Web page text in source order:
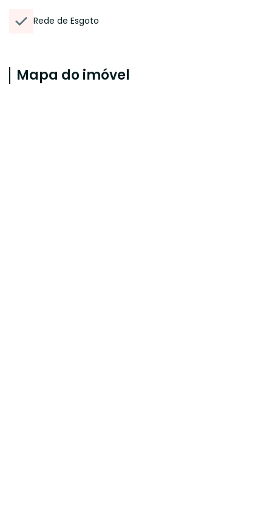
Rede de Esgoto
Mapa do imóvel